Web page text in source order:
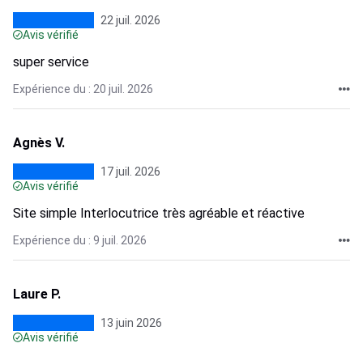
22 juil. 2026
Avis vérifié
super service
Expérience du : 20 juil. 2026
Agnès V.
17 juil. 2026
Avis vérifié
Site simple Interlocutrice très agréable et réactive
Expérience du : 9 juil. 2026
Laure P.
13 juin 2026
Avis vérifié